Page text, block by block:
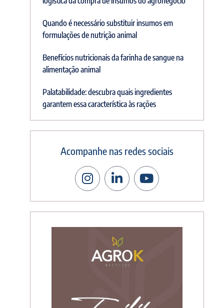
Quando é necessário substituir insumos em
formulações de nutrição animal
Benefícios nutricionais da farinha de sangue na
alimentação animal
Palatabilidade: descubra quais ingredientes
garantem essa característica às rações
Acompanhe nas redes sociais